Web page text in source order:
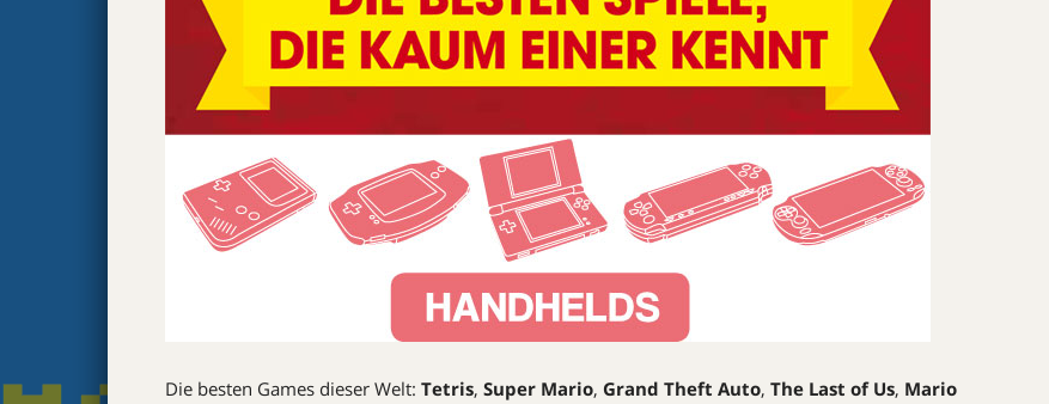
Die besten Games dieser Welt: Tetris, ­ Super Mario, Grand Theft Auto, The Last of Us, Mario